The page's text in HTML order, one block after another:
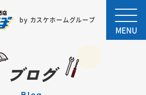
by カスケホームグループ
MENU
ブログ